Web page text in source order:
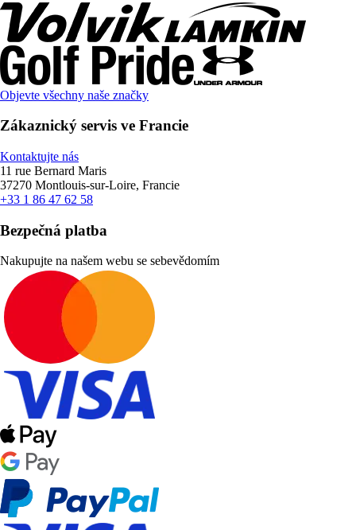
Objevte všechny naše značky
Zákaznický servis ve Francie
Kontaktujte nás
11 rue Bernard Maris
37270 Montlouis-sur-Loire, Francie
+33 1 86 47 62 58
Bezpečná platba
Nakupujte na našem webu se sebevědomím